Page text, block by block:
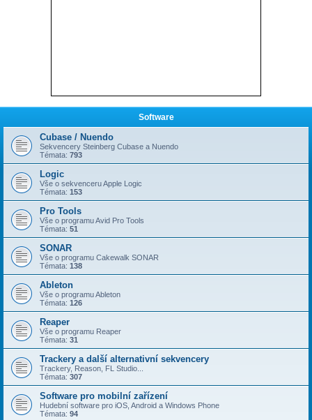
Software
Cubase / Nuendo
Sekvencery Steinberg Cubase a Nuendo
Témata: 793
Logic
Vše o sekvenceru Apple Logic
Témata: 153
Pro Tools
Vše o programu Avid Pro Tools
Témata: 51
SONAR
Vše o programu Cakewalk SONAR
Témata: 138
Ableton
Vše o programu Ableton
Témata: 126
Reaper
Vše o programu Reaper
Témata: 31
Trackery a další alternativní sekvencery
Trackery, Reason, FL Studio...
Témata: 307
Software pro mobilní zařízení
Hudební software pro iOS, Android a Windows Phone
Témata: 94